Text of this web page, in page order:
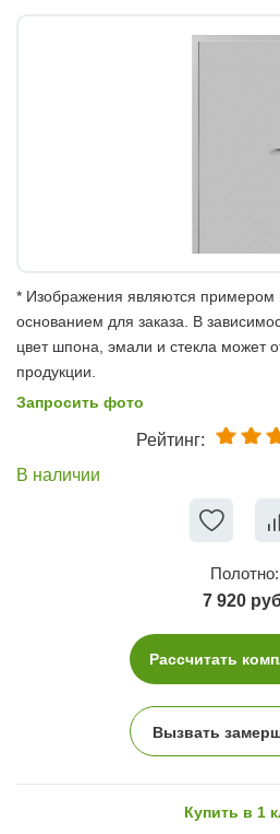
* Изображения являются примером
основанием для заказа. В
цвет шпона, эмали и стекла может
продукции.
Запросить фото
Рейтинг:
В наличии
Полотно:
7 920
Рассчитать
Вызвать
Купить в 1